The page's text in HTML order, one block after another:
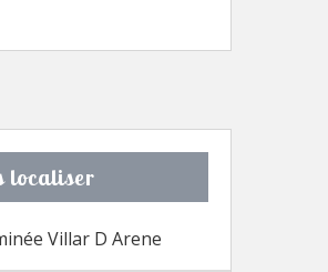
localiser
Villar D Arene